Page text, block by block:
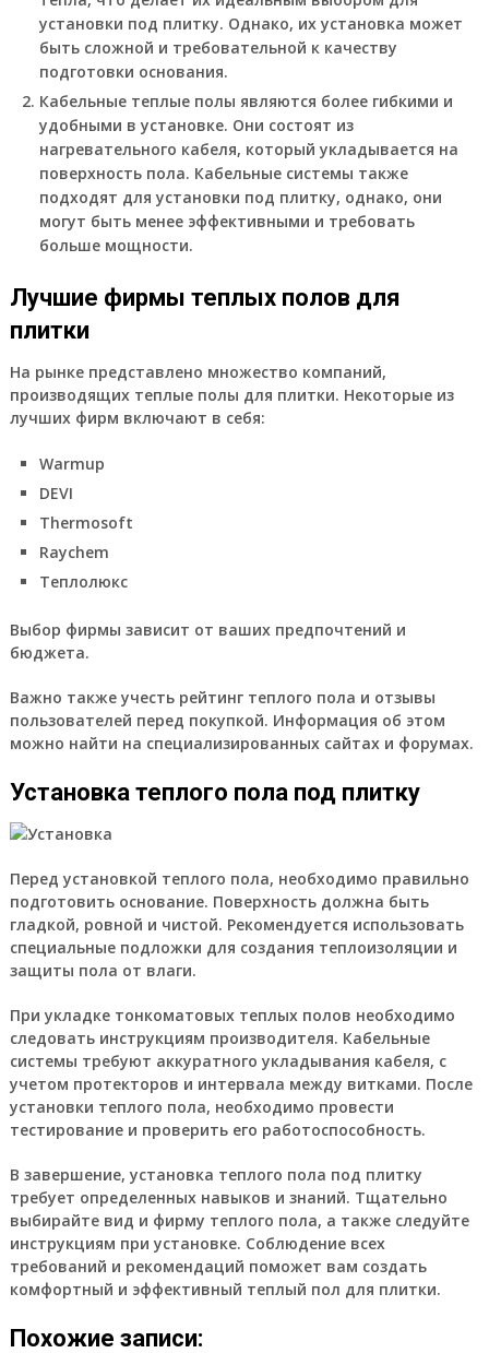
установки под плитку. Однако, их установка может
быть сложной и требовательной к качеству
подготовки основания.
Кабельные теплые полы являются более гибкими и
удобными в установке. Они состоят из
нагревательного кабеля, который укладывается на
поверхность пола. Кабельные системы также
подходят для установки под плитку, однако, они
могут быть менее эффективными и требовать
больше мощности.
Лучшие фирмы теплых полов для
плитки
На рынке представлено множество компаний,
производящих теплые полы для плитки. Некоторые из
лучших фирм включают в себя:
Warmup
DEVI
Thermosoft
Raychem
Теплолюкс
Выбор фирмы зависит от ваших предпочтений и
бюджета.
Важно также учесть рейтинг теплого пола и отзывы
пользователей перед покупкой. Информация об этом
можно найти на специализированных сайтах и форумах.
Установка теплого пола под плитку
Перед установкой теплого пола, необходимо правильно
подготовить основание. Поверхность должна быть
гладкой, ровной и чистой. Рекомендуется использовать
специальные подложки для создания теплоизоляции и
защиты пола от влаги.
При укладке тонкоматовых теплых полов необходимо
следовать инструкциям производителя. Кабельные
системы требуют аккуратного укладывания кабеля, с
учетом протекторов и интервала между витками. После
установки теплого пола, необходимо провести
тестирование и проверить его работоспособность.
В завершение, установка теплого пола под плитку
требует определенных навыков и знаний. Тщательно
выбирайте вид и фирму теплого пола, а также следуйте
инструкциям при установке. Соблюдение всех
требований и рекомендаций поможет вам создать
комфортный и эффективный теплый пол для плитки.
Похожие записи: